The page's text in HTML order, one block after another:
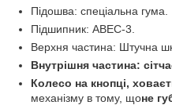
Підошва: спеціальна гума.
Підшипник: ABEC-3.
Верхня частина: Штучна
Внутрішня частина:
Колесо на кнопці,
механізму в тому, щоне